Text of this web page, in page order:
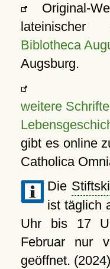
Original-
Biblotheca
Augsburg.
weitere
gibt es online
Catholica
Die
ist täglich
Uhr bis 17
Februar nur
geöffnet. (2024)